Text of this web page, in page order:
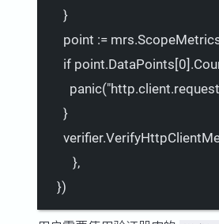
}
point :=
if
panic(
}
},
})